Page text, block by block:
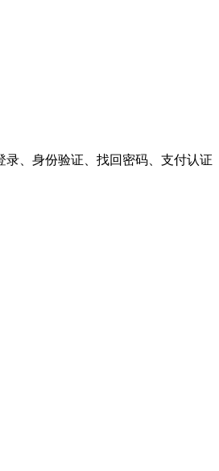
、身份验证、找回密码、支付认证